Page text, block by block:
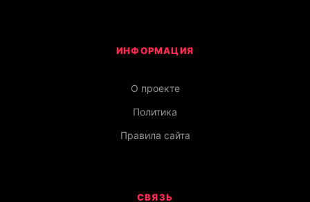
ИНФОРМАЦИЯ
О проекте
Политика
Правила сайта
СВЯЗЬ